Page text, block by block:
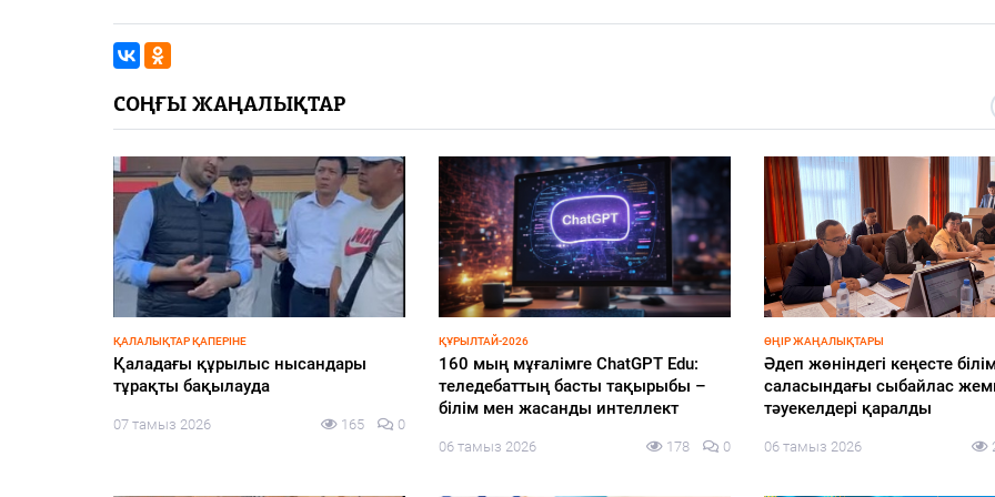
СОҢҒЫ ЖАҢАЛЫҚТАР
ҚАЛАЛЫҚТАР ҚАПЕРІНЕ
Қаладағы құрылыс нысандары
тұрақты бақылауда
07 тамыз 2026 165 0
ҚҰРЫЛТАЙ-2026
160 мың мұғалімге ChatGPT Edu:
теледебаттың басты тақырыбы –
білім мен жасанды интеллект
06 тамыз 2026 178 0
ӨҢІР ЖАҢАЛЫҚТАРЫ
Әдеп жөніндегі кеңесте
саласындағы сыбайлас
тәуекелдері қаралды
06 тамыз 2026